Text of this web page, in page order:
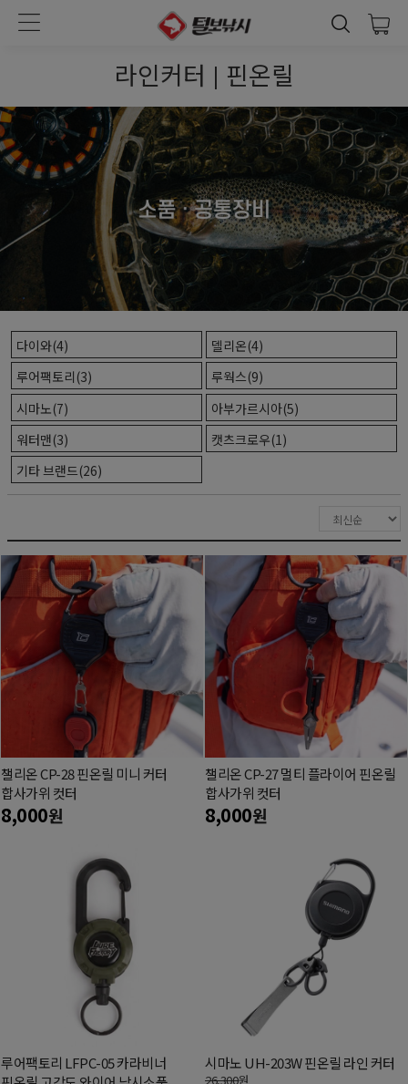
라인커터 | 핀온릴
다이와(4)
델리온(4)
루어팩토리(3)
루웍스(9)
시마노(7)
아부가르시아(5)
워터맨(3)
캣츠크로우(1)
기타 브랜드(26)
챌리온 CP-28 핀온릴 미니 커터
합사가위 컷터
8,000원
챌리온 CP-27 멀티 플라이어 핀온릴
합사가위 컷터
8,000원
루어팩토리 LFPC-05 카라비너
시마노 UH-203W 핀온릴 라인 커터
26,300원